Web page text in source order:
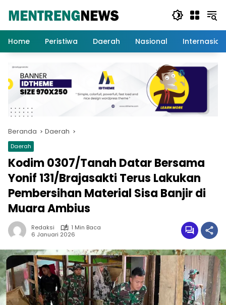
Home
Peristiwa Daerah Nasional
Beranda Daerah
Daerah
Kodim 0307/Tanah Datar Bersama
Yonif 131/Brajasakti Terus Lakukan
Pembersihan Material Sisa Banjir di
Muara Ambius
Redaksi
1 Min Baca
6 Januari 2026